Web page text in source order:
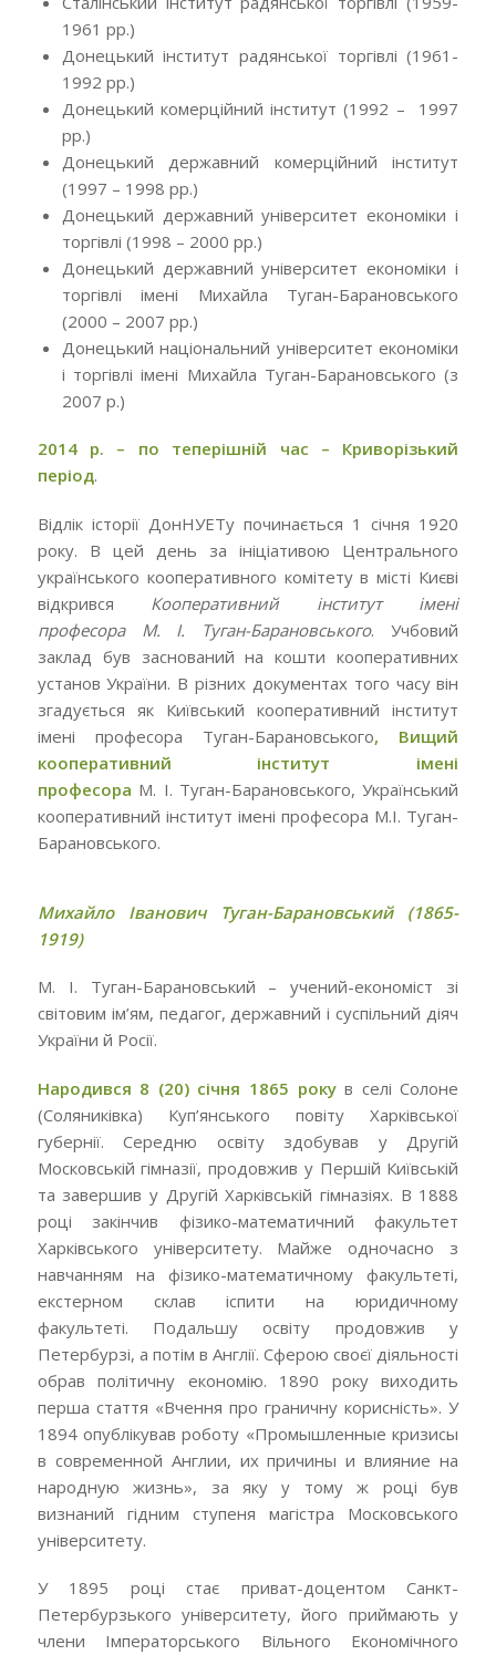
1961 рр.)
Донецький інститут радянської торгівлі (1961-
1992 рр.)
Донецький комерційний інститут (1992 – 1997
рр.)
Донецький державний комерційний інститут
(1997 – 1998 рр.)
Донецький державний університет економіки і
торгівлі (1998 – 2000 рр.)
Донецький державний університет економіки і
торгівлі імені Михайла Туган-Барановського
(2000 – 2007 рр.)
Донецький національний університет економіки
і торгівлі імені Михайла Туган-Барановського (з
2007 р.)
2014 р. – по теперішній час – Криворізький
період.
Відлік історії ДонНУЕТу починається 1 січня 1920
року. В цей день за ініціативою Центрального
українського кооперативного комітету в місті Києві
відкрився Кооперативний інститут імені
професора М. І. Туган-Барановського. Учбовий
заклад був заснований на кошти кооперативних
установ України. В різних документах того часу він
згадується як Київський кооперативний інститут
імені професора Туган-Барановського, Вищий
кооперативний інститут імені
професора М. І. Туган-Барановського, Український
кооперативний інститут імені професора М.І. Туган-
Барановського.
Михайло Іванович
Туган-Барановський (1865-
1919)
М. І. Туган-Барановський – учений-економіст зі
світовим ім’ям, педагог, державний і суспільний діяч
України й Росії.
Народився 8 (20) січня 1865 рокув селі Солоне
(Соляниківка) Куп’янського повіту Харківської
губернії. Середню освіту здобував у Другій
Московській гімназії, продовжив у Першій Київській
та завершив у Другій Харківській гімназіях. В 1888
році закінчив фізико-математичний факультет
Харківського університету. Майже одночасно з
навчанням на фізико-математичному факультеті,
екстерном склав іспити на юридичному
факультеті. Подальшу освіту продовжив у
Петербурзі, а потім в Англії. Сферою своєї діяльності
обрав політичну економію. 1890 року виходить
перша стаття «Вчення про граничну корисність». У
1894 опублікував роботу «Промышленные кризисы
в современной Англии, их причины и влияние на
народную жизнь», за яку у тому ж році був
визнаний гідним ступеня магістра Московського
університету.
У 1895 році стає приват-доцентом Санкт-
Петербурзького університету, його приймають у
члени Імператорського Вільного Економічного